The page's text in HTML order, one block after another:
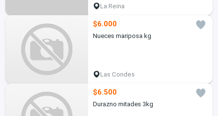
La Reina
$6.000
Nueces mariposa kg
Las Condes
$6.500
Durazno mitades 3kg